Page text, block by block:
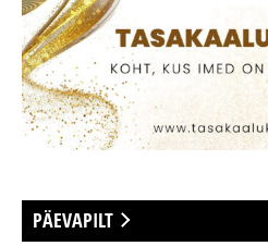
PÄEVAPILT